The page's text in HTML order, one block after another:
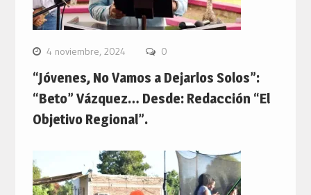
4 noviembre, 2024 0
“Jóvenes, No Vamos a Dejarlos Solos”:
“Beto” Vázquez… Desde: Redacción “El
Objetivo Regional”.